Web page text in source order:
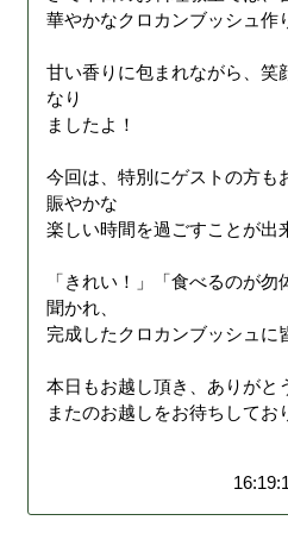
華やかなクロカンブッシュ作
甘い香りに包まれながら、笑
なり
ましたよ！
今回は、特別にゲストの方も
賑やかな
楽しい時間を過ごすことが出
「きれい！」「食べるのが
聞かれ、
完成したクロカンブッシュに
本日もお越し頂き、ありがと
またのお越しをお待ちしてお